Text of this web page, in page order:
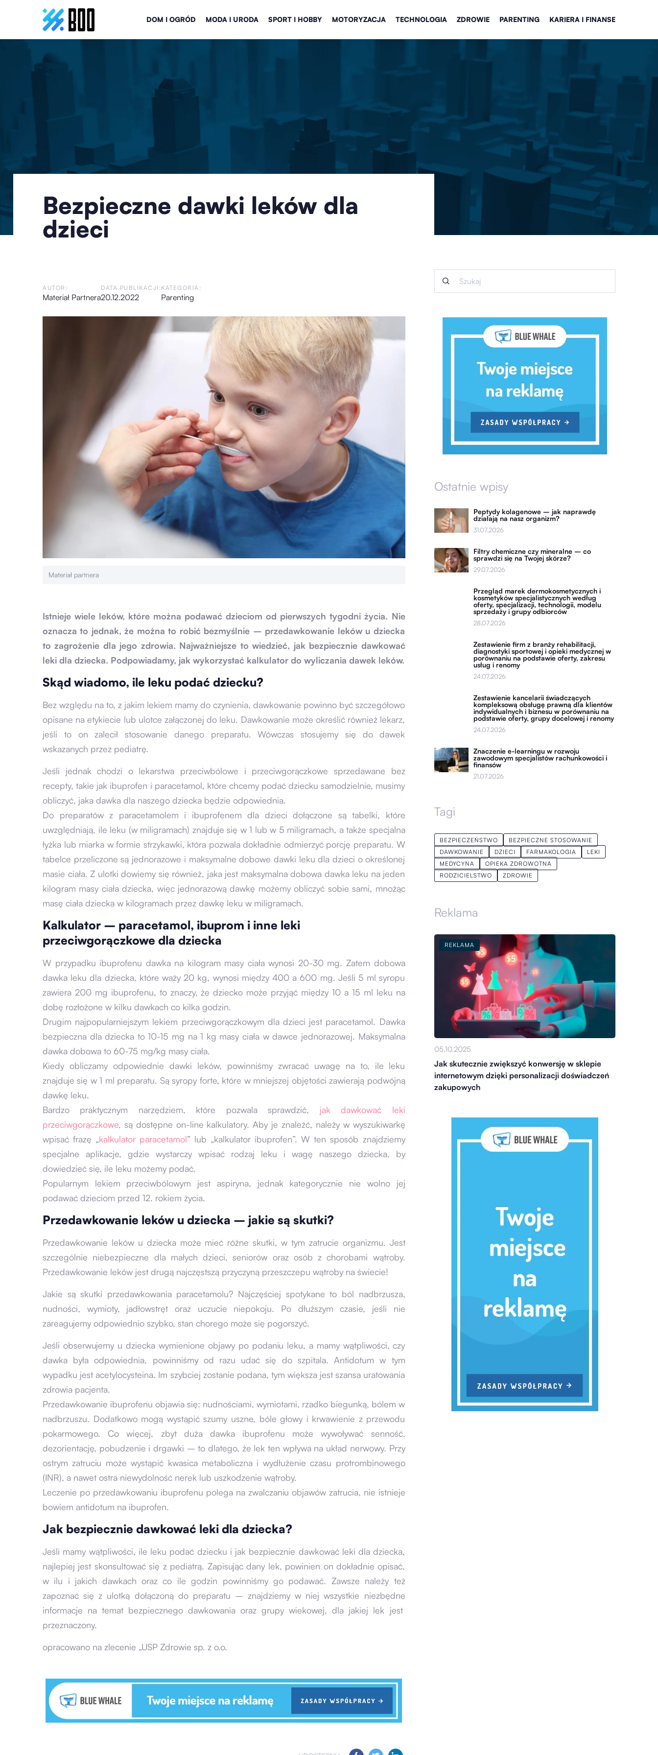
DOM I OGRÓD MODA I URODA SPORT I HOBBY MOTORYZACJA TECHNOLOGIA ZDROWIE PARENTING KARIERA I FINANSE
Bezpieczne dawki leków dla
dzieci
AUTOR:
Materiał Partnera
DATA PUBLIKACJI:
20.12.2022
KATEGORIA:
Parenting
Materiał partnera
Istnieje wiele leków, które można podawać dzieciom od pierwszych tygodni życia. Nie
oznacza to jednak, że można to robić bezmyślnie – przedawkowanie leków u dziecka
to zagrożenie dla jego zdrowia. Najważniejsze to wiedzieć, jak bezpiecznie dawkować
leki dla dziecka. Podpowiadamy, jak wykorzystać kalkulator do wyliczania dawek leków.
Skąd wiadomo, ile leku podać dziecku?
Bez względu na to, z jakim lekiem mamy do czynienia, dawkowanie powinno być szczegółowo
opisane na etykiecie lub ulotce załączonej do leku. Dawkowanie może określić również lekarz,
jeśli to on zalecił stosowanie danego preparatu. Wówczas stosujemy się do dawek
wskazanych przez pediatrę.
Jeśli jednak chodzi o lekarstwa przeciwbólowe i przeciwgorączkowe sprzedawane bez
recepty, takie jak ibuprofen i paracetamol, które chcemy podać dziecku samodzielnie, musimy
obliczyć, jaka dawka dla naszego dziecka będzie odpowiednia.
Do preparatów z paracetamolem i ibuprofenem dla dzieci dołączone są tabelki, które
uwzględniają, ile leku (w miligramach) znajduje się w 1 lub w 5 miligramach, a także specjalna
łyżka lub miarka w formie strzykawki, która pozwala dokładnie odmierzyć porcję preparatu. W
tabelce przeliczone są jednorazowe i maksymalne dobowe dawki leku dla dzieci o określonej
masie ciała. Z ulotki dowiemy się również, jaka jest maksymalna dobowa dawka leku na jeden
kilogram masy ciała dziecka, więc jednorazową dawkę możemy obliczyć sobie sami, mnożąc
masę ciała dziecka w kilogramach przez dawkę leku w miligramach.
Kalkulator – paracetamol, ibuprom i inne leki
przeciwgorączkowe dla dziecka
W przypadku ibuprofenu dawka na kilogram masy ciała wynosi 20-30 mg. Zatem dobowa
dawka leku dla dziecka, które waży 20 kg, wynosi między 400 a 600 mg. Jeśli 5 ml syropu
zawiera 200 mg ibuprofenu, to znaczy, że dziecko może przyjąć między 10 a 15 ml leku na
dobę rozłożone w kilku dawkach co kilka godzin.
Drugim najpopularniejszym lekiem przeciwgorączkowym dla dzieci jest paracetamol. Dawka
bezpieczna dla dziecka to 10-15 mg na 1 kg masy ciała w dawce jednorazowej. Maksymalna
dawka dobowa to 60-75 mg/kg masy ciała.
Kiedy obliczamy odpowiednie dawki leków, powinniśmy zwracać uwagę na to, ile leku
znajduje się w 1 ml preparatu. Są syropy forte, które w mniejszej objętości zawierają podwójną
dawkę leku.
Bardzo praktycznym narzędziem, które pozwala sprawdzić, jak dawkować leki
przeciwgorączkowe, są dostępne on-line kalkulatory. Aby je znaleźć, należy w wyszukiwarkę
wpisać frazę „kalkulator paracetamol” lub „kalkulator ibuprofen”. W ten sposób znajdziemy
specjalne aplikacje, gdzie wystarczy wpisać rodzaj leku i wagę naszego dziecka, by
dowiedzieć się, ile leku możemy podać.
Popularnym lekiem przeciwbólowym jest aspiryna, jednak kategorycznie nie wolno jej
podawać dzieciom przed 12. rokiem życia.
Przedawkowanie leków u dziecka – jakie są skutki?
Przedawkowanie leków u dziecka może mieć różne skutki, w tym zatrucie organizmu. Jest
szczególnie niebezpieczne dla małych dzieci, seniorów oraz osób z chorobami wątroby.
Przedawkowanie leków jest drugą najczęstszą przyczyną przeszczepu wątroby na świecie!
Jakie są skutki przedawkowania paracetamolu? Najczęściej spotykane to ból nadbrzusza,
nudności, wymioty, jadłowstręt oraz uczucie niepokoju. Po dłuższym czasie, jeśli nie
zareagujemy odpowiednio szybko, stan chorego może się pogorszyć.
Jeśli obserwujemy u dziecka wymienione objawy po podaniu leku, a mamy wątpliwości, czy
dawka była odpowiednia, powinniśmy od razu udać się do szpitala. Antidotum w tym
wypadku jest acetylocysteina. Im szybciej zostanie podana, tym większa jest szansa uratowania
zdrowia pacjenta.
Przedawkowanie ibuprofenu objawia się: nudnościami, wymiotami, rzadko biegunką, bólem w
nadbrzuszu. Dodatkowo mogą wystąpić szumy uszne, bóle głowy i krwawienie z przewodu
pokarmowego. Co więcej, zbyt duża dawka ibuprofenu może wywoływać senność,
dezorientację, pobudzenie i drgawki – to dlatego, że lek ten wpływa na układ nerwowy. Przy
ostrym zatruciu może wystąpić kwasica metaboliczna i wydłużenie czasu protrombinowego
(INR), a nawet ostra niewydolność nerek lub uszkodzenie wątroby.
Leczenie po przedawkowaniu ibuprofenu polega na zwalczaniu objawów zatrucia, nie istnieje
bowiem antidotum na ibuprofen.
Jak bezpiecznie dawkować leki dla dziecka?
Jeśli mamy wątpliwości, ile leku podać dziecku i jak bezpiecznie dawkować leki dla dziecka,
najlepiej jest skonsultować się z pediatrą. Zapisując dany lek, powinien on dokładnie opisać,
w ilu i jakich dawkach oraz co ile godzin powinniśmy go podawać. Zawsze należy też
zapoznać się z ulotką dołączoną do preparatu – znajdziemy w niej wszystkie niezbędne
informacje na temat bezpiecznego dawkowania oraz grupy wiekowej, dla jakiej lek jest
przeznaczony.
opracowano na zlecenie „USP Zdrowie sp. z o.o.
Ostatnie wpisy
Peptydy kolagenowe – jak naprawdę
działają na nasz organizm?
31.07.2026
Filtry chemiczne czy mineralne – co
sprawdzi się na Twojej skórze?
29.07.2026
Przegląd marek dermokosmetycznych i
kosmetyków specjalistycznych według
oferty, specjalizacji, technologii, modelu
sprzedaży i grupy odbiorców
28.07.2026
Zestawienie firm z branży rehabilitacji,
diagnostyki sportowej i opieki medycznej w
porównaniu na podstawie oferty, zakresu
usług i renomy
24.07.2026
Zestawienie kancelarii świadczących
kompleksową obsługę prawną dla klientów
indywidualnych i biznesu w porównaniu na
podstawie oferty, grupy docelowej i renomy
24.07.2026
Znaczenie e-learningu w rozwoju
zawodowym specjalistów rachunkowości i
finansów
21.07.2026
Tagi
BEZPIECZEŃSTWO
BEZPIECZNE STOSOWANIE
DAWKOWANIE
DZIECI FARMAKOLOGIA
LEKI
MEDYCYNA
OPIEKA ZDROWOTNA
RODZICIELSTWO
ZDROWIE
Reklama
REKLAMA
05.10.2025
Jak skutecznie zwiększyć konwersję w sklepie
internetowym dzięki personalizacji doświadczeń
zakupowych